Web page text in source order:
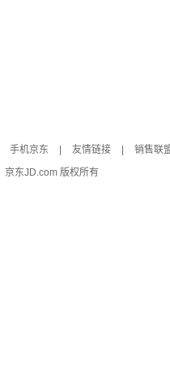
手机京东 友情链接 销售联
京东JD.com 版权所有